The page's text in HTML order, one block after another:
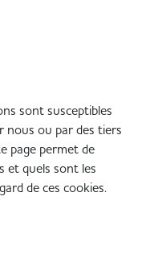
sont susceptibles
nous ou par des tiers
page permet de
et quels sont les
de ces cookies.